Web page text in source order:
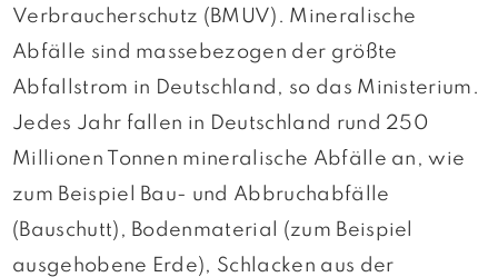
Verbraucherschutz (BMUV). Mineralische
Abfälle sind massebezogen der größte
Abfallstrom in Deutschland, so das Ministerium.
Jedes Jahr fallen in Deutschland rund 250
Millionen Tonnen mineralische Abfälle an, wie
zum Beispiel Bau- und Abbruchabfälle
(Bauschutt), Bodenmaterial (zum Beispiel
ausgehobene Erde), Schlacken aus der